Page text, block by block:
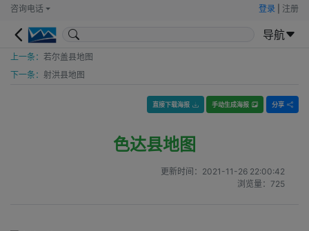
咨询电话 登录 注册
导航
上一条： 若尔盖县地图
下一条： 射洪县地图
直接下载海报 手动生成海报 分享
色达县地图
更新时间： 2021-11-26 22:00:42
浏览量： 725